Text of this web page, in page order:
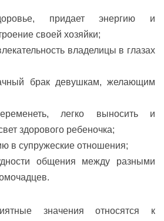
придает энергию и
своей хозяйки;
владелицы в глазах
брак девушкам, желающим
легко выносить и
здорового ребеночка;
в супружеские отношения;
общения между разными
значения относятся к